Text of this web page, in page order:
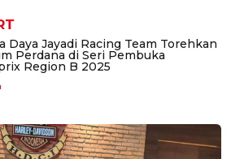
Daya Jayadi Racing Team Torehkan
Perdana di Seri Pembuka
Region B 2025